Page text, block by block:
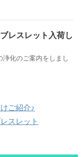
レスレット入荷し
化のご案内をしまし
ご紹介♪
スレット